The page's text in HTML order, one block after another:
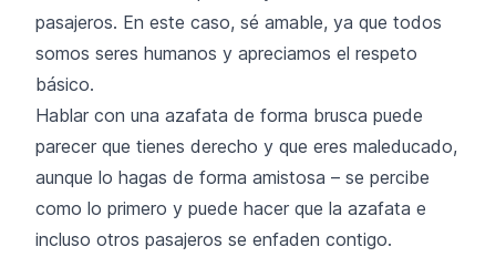
pasajeros. En este caso, sé amable, ya que todos
somos seres humanos y apreciamos el respeto
básico.
Hablar con una azafata de forma brusca puede
parecer que tienes derecho y que eres maleducado,
aunque lo hagas de forma amistosa – se percibe
como lo primero y puede hacer que la azafata e
incluso otros pasajeros se enfaden contigo.